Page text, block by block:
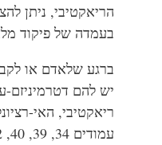
הריאקטיבי, ניתן
בעמדה של פיקוד מלא
ברגע שלאדם או
יש להם דטרמיניזם-
ריאקטיבי, האי-
עמודים 34, 39, 40, 72)